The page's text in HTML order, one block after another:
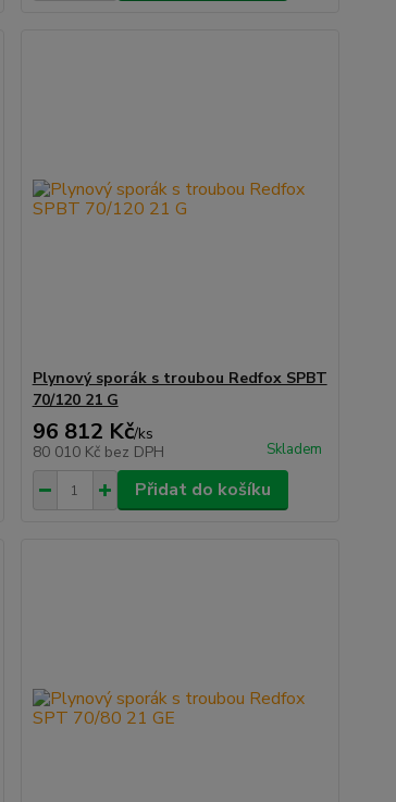
Plynový sporák s troubou Redfox SPBT
70/120 21 G
96 812 Kč/ks
80 010 Kč bez DPH Skladem
Přidat do košíku